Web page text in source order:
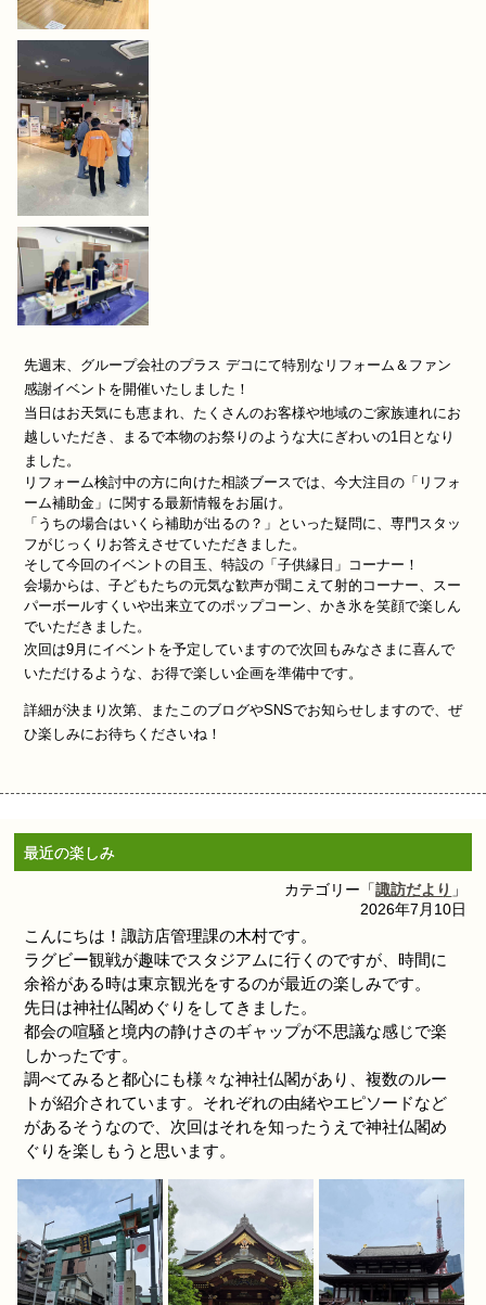
先週末、グループ会社のプラス デコにて特別なリフォーム＆ファン
感謝イベントを開催いたしました！
当日はお天気にも恵まれ、たくさんのお客様や地域のご家族連れにお
越しいただき、まるで本物のお祭りのような大にぎわいの1日となり
ました。
リフォーム検討中の方に向けた相談ブースでは、今大注目の「リフォ
ーム補助金」に関する最新情報をお届け。
「うちの場合はいくら補助が出るの？」といった疑問に、専門スタッ
フがじっくりお答えさせていただきました。
そして今回のイベントの目玉、特設の「子供縁日」コーナー！
会場からは、子どもたちの元気な歓声が聞こえて射的コーナー、スー
パーボールすくいや出来立てのポップコーン、かき氷を笑顔で楽しん
でいただきました。
次回は9月にイベントを予定していますので次回もみなさまに喜んで
いただけるような、お得で楽しい企画を準備中です。
詳細が決まり次第、またこのブログやSNSでお知らせしますので、ぜ
ひ楽しみにお待ちくださいね！
最近の楽しみ
カテゴリー「諏訪だより 」
2026年7月10日
こんにちは！諏訪店管理課の木村です。
ラグビー観戦が趣味でスタジアムに行くのですが、時間に
余裕がある時は東京観光をするのが最近の楽しみです。
先日は神社仏閣めぐりをしてきました。
都会の喧騒と境内の静けさのギャップが不思議な感じで楽
しかったです。
調べてみると都心にも様々な神社仏閣があり、複数のルー
トが紹介されています。それぞれの由緒やエピソードなど
があるそうなので、次回はそれを知ったうえで神社仏閣め
ぐりを楽しもうと思います。